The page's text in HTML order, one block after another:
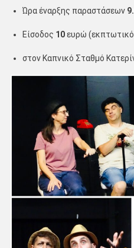
Ώρα έναρξης παραστάσεων
Είσοδος 10ευρώ (εκπτωτικό
στον Καπνικό Σταθμό